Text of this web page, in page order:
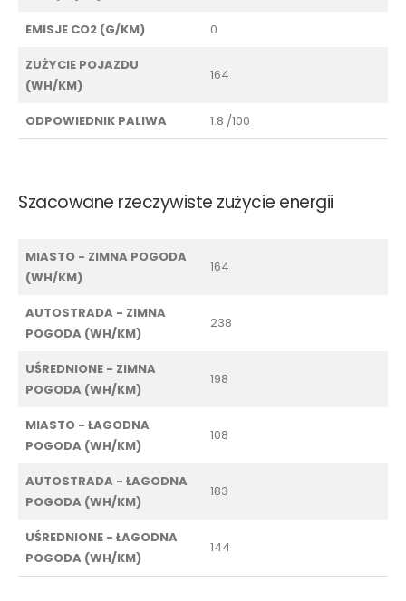
EMISJE CO2 (G/KM) 0
ZUŻYCIE POJAZDU
(WH/KM)
164
ODPOWIEDNIK PALIWA 1.8 /100
Szacowane rzeczywiste zużycie energii
MIASTO - ZIMNA POGODA
(WH/KM)
164
AUTOSTRADA - ZIMNA
POGODA (WH/KM)
238
UŚREDNIONE - ZIMNA
POGODA (WH/KM)
198
MIASTO - ŁAGODNA
POGODA (WH/KM)
108
AUTOSTRADA - ŁAGODNA
POGODA (WH/KM)
183
UŚREDNIONE - ŁAGODNA
POGODA (WH/KM)
144